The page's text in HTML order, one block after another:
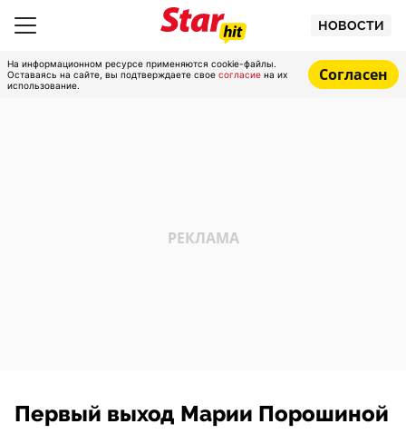
НОВОСТИ
На информационном ресурсе применяются cookie-файлы.
Оставаясь на сайте, вы подтверждаете свое согласие на их
использование.
Согласен
Первый выход Марии Порошиной